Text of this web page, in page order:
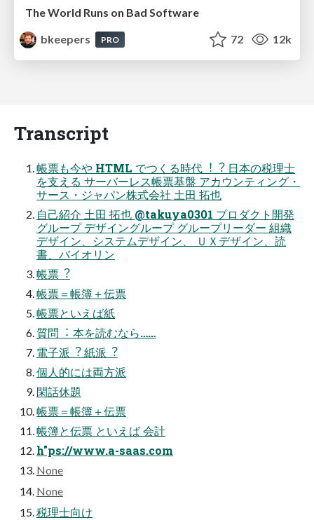
The World Runs on Bad Software
bkeepers
PRO 72 12k
Transcript
帳票も今や HTML でつくる時代︕︖ ⽇本の税理⼠
を⽀える サーバーレス帳票基盤 アカウンティング・
サース・ジャパン株式会社 ⼟⽥ 拓也
⾃⼰紹介 ⼟⽥ 拓也 @takuya0301 プロダクト開発
グループ デザイングループ グループリーダー 組織
デザイン、システムデザイン、 ＵＸデザイン、読
書、バイオリン
帳票︖
帳票＝帳簿＋伝票
帳票といえば紙
質問︓ 本を読むなら……
電⼦派︖ 紙派︖
個⼈的には両⽅派
閑話休題
帳票＝帳簿＋伝票
帳簿と伝票 といえば 会計
h"ps://www.a-saas.com
None
None
税理⼠向け